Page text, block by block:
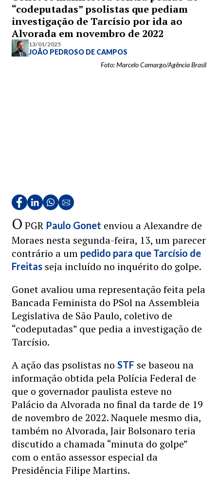
“codeputadas” psolistas que pediam
investigação de Tarcísio por ida ao
Alvorada em novembro de 2022
13/01/2025
JOÃO PEDROSO DE CAMPOS
Foto: Marcelo Camargo/Agência Brasil
O PGR Paulo Gonet enviou a Alexandre de
Moraes nesta segunda-feira, 13, um parecer
contrário a um pedido para que Tarcísio de
Freitas seja incluído no inquérito do golpe.
Gonet avaliou uma representação feita pela
Bancada Feminista do PSol na Assembleia
Legislativa de São Paulo, coletivo de
“codeputadas” que pedia a investigação de
Tarcísio.
A ação das psolistas no STF se baseou na
informação obtida pela Polícia Federal de
que o governador paulista esteve no
Palácio da Alvorada no final da tarde de 19
de novembro de 2022. Naquele mesmo dia,
também no Alvorada, Jair Bolsonaro teria
discutido a chamada “minuta do golpe”
com o então assessor especial da
Presidência Filipe Martins.